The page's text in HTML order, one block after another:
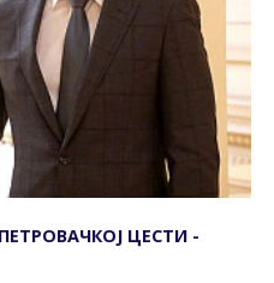
ЦЕСТИ -